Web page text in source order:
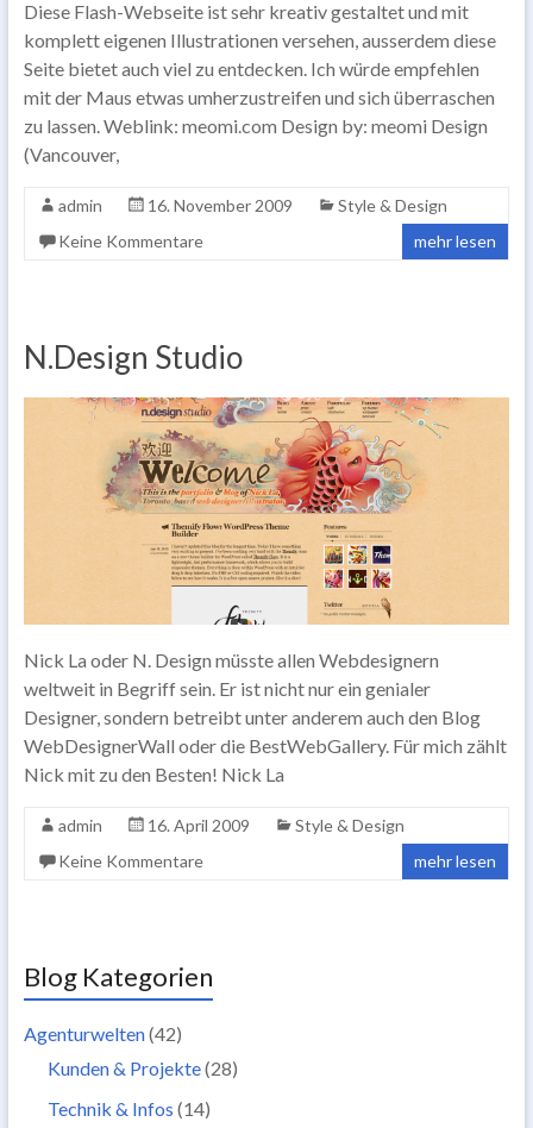
Diese Flash-Webseite ist sehr kreativ gestaltet und mit
komplett eigenen Illustrationen versehen, ausserdem diese
Seite bietet auch viel zu entdecken. Ich würde empfehlen
mit der Maus etwas umherzustreifen und sich überraschen
zu lassen. Weblink: meomi.com Design by: meomi Design
(Vancouver,
admin 16. November 2009
Style & Design
Keine Kommentare
mehr lesen
N.Design Studio
Nick La oder N. Design müsste allen Webdesignern
weltweit in Begriff sein. Er ist nicht nur ein genialer
Designer, sondern betreibt unter anderem auch den Blog
WebDesignerWall oder die BestWebGallery. Für mich zählt
Nick mit zu den Besten! Nick La
admin 16. April 2009
Style & Design
Keine Kommentare
mehr lesen
Blog Kategorien
Agenturwelten(42)
Kunden & Projekte(28)
Technik & Infos (14)